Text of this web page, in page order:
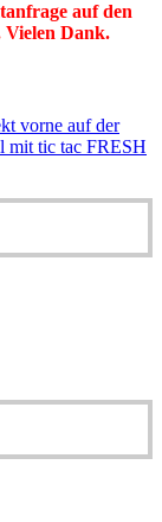
auf den
Vielen Dank.